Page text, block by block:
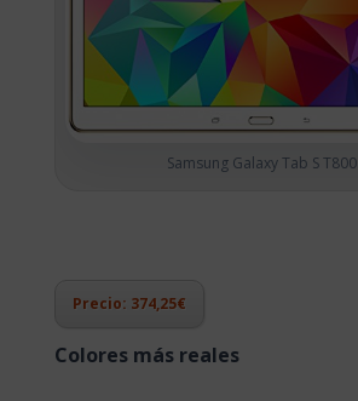
Samsung Galaxy Tab S T800
Precio: 374,25€
Colores más reales